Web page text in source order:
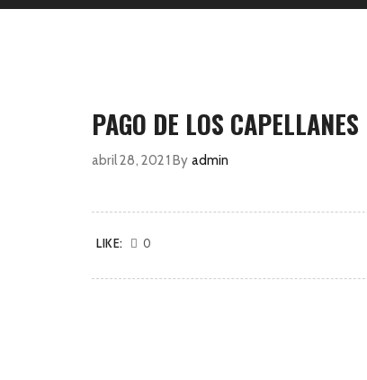
PAGO DE LOS
abril 28, 2021 By admin
LIKE: 0